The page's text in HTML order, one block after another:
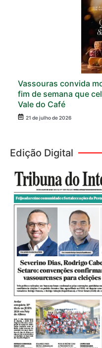
Vassouras convida
fim de semana que
Vale do Café
21 de julho de 2026
Edição Digital